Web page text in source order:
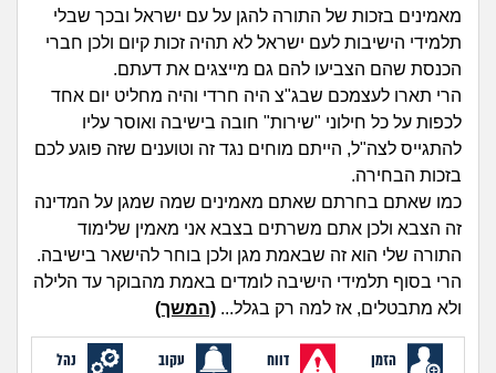
מהבקו"ם... ועד מתי?!
לימודים וסטודנטים
עבודה וקריירה
חברים ואנשים
בית, שכנים ושותפים
מה שעובר עליי
מאמינים בזכות של התורה להגן על עם ישראל ובכך שבלי
תלמידי הישיבות לעם ישראל לא תהיה זכות קיום ולכן חברי
הכנסת שהם הצביעו להם גם מייצגים את דעתם.
הרי תארו לעצמכם שבג"צ היה חרדי והיה מחליט יום אחד
לכפות על כל חילוני "שירות" חובה בישיבה ואוסר עליו
להתגייס לצה"ל, הייתם מוחים נגד זה וטוענים שזה פוגע לכם
בזכות הבחירה.
כמו שאתם בחרתם שאתם מאמינים שמה שמגן על המדינה
זה הצבא ולכן אתם משרתים בצבא אני מאמין שלימוד
התורה שלי הוא זה שבאמת מגן ולכן בוחר להישאר בישיבה.
הרי בסוף תלמידי הישיבה לומדים באמת מהבוקר עד הלילה
ולא מתבטלים, אז למה רק בגלל... (המשך)
הזמן דווח עקוב נהל